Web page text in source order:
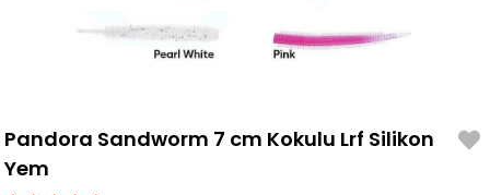
Pandora Sandworm 7 cm Kokulu Lrf Silikon
Yem